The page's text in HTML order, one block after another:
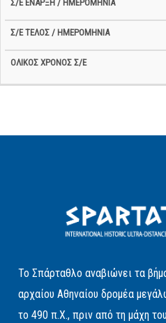
Το Σπάρταθλο αναβιώνει τα
αρχαίου Αθηναίου δρομέα
το 490 π.Χ., πριν από τη μάχη